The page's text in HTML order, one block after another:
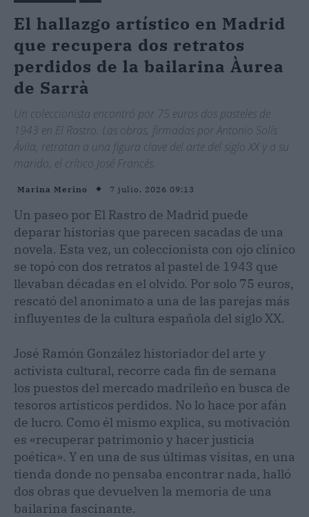
El hallazgo artístico en Madrid
que recupera dos retratos
perdidos de la bailarina Àurea
de Sarrà
Un coleccionista encontró por 75 euros dos pasteles de
1943 en El Rastro. Las obras, firmadas por Antonio Solís
Ávila, retratan a una figura clave del arte del siglo XX y a su
marido, el crítico José Francés.
Marina Merino 7 julio, 2026 09:13
Un paseo por El Rastro de Madrid puede
deparar historias que parecen sacadas de una
novela. Esta vez, un coleccionista con ojo clínico
se topó con dos retratos al pastel de 1943 que
llevaban décadas en el olvido. Por solo 75 euros,
rescató del anonimato a una de las parejas más
influyentes de la cultura española del siglo XX.
José Ramón González historiador del arte y
activista cultural, recorre cada fin de semana
los puestos del mercado madrileño en busca de
tesoros artísticos perdidos. No lo hace por afán
de lucro. Como él mismo explica, su motivación
es «recuperar patrimonio y hacer justicia
poética». Y en una de sus últimas visitas, en una
tienda donde no pensaba encontrar nada, halló
dos obras que devuelven la memoria de una
bailarina fascinante.